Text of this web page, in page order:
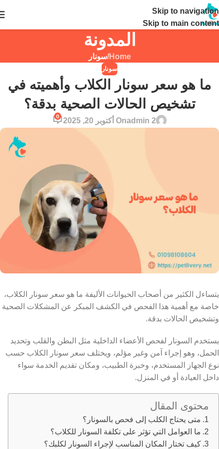
Skip to navigation
Skip to main content
المدونة
Home
/سونار
سونار
ما هو سعر سونار الكلاب وأهميته في
تشخيص الحالات الصحية بدقة؟
admin 2On أكتوبر 20, 2025
0
يتساءل الكثير من أصحاب الحيوانات الأليفة ما هو سعر سونار الكلاب،
خاصة مع أهمية هذا الفحص في الكشف المبكر عن المشكلات الصحية
وتشخيص الحالات بدقة.
يستخدم السونار لفحص الأعضاء الداخلية مثل البطن والقلب وتحديد
الحمل، وهو إجراء آمن وغير مؤلم، ويختلف سعر سونار الكلاب حسب
نوع الجهاز المستخدم، وخبرة الطبيب، ومكان تقديم الخدمة سواء
داخل العيادة أو في المنزل.
محتوى المقال
متى يحتاج الكلب إلى فحص بالسونار؟
ما العوامل التي تؤثر على تكلفة السونار للكلاب؟
كيف تختار المكان المناسب لإجراء السونار لكلبك؟